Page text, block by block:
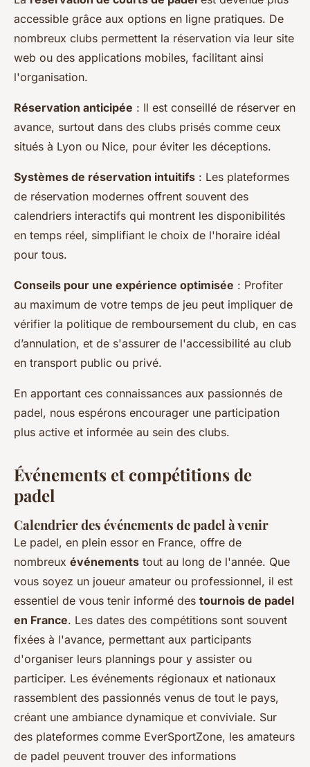
accessible grâce aux options en ligne pratiques. De
nombreux clubs permettent la réservation via leur site
web ou des applications mobiles, facilitant ainsi
l'organisation.
Réservation anticipée : Il est conseillé de réserver en
avance, surtout dans des clubs prisés comme ceux
situés à Lyon ou Nice, pour éviter les déceptions.
Systèmes de réservation intuitifs : Les plateformes
de réservation modernes offrent souvent des
calendriers interactifs qui montrent les disponibilités
en temps réel, simplifiant le choix de l'horaire idéal
pour tous.
Conseils pour une expérience optimisée : Profiter
au maximum de votre temps de jeu peut impliquer de
vérifier la politique de remboursement du club, en cas
d’annulation, et de s'assurer de l'accessibilité au club
en transport public ou privé.
En apportant ces connaissances aux passionnés de
padel, nous espérons encourager une participation
plus active et informée au sein des clubs.
Événements et compétitions de
padel
Calendrier des événements de padel à venir
Le padel, en plein essor en France, offre de
nombreux événements tout au long de l'année. Que
vous soyez un joueur amateur ou professionnel, il est
essentiel de vous tenir informé des tournois de padel
en France. Les dates des compétitions sont souvent
fixées à l'avance, permettant aux participants
d'organiser leurs plannings pour y assister ou
participer. Les événements régionaux et nationaux
rassemblent des passionnés venus de tout le pays,
créant une ambiance dynamique et conviviale. Sur
des plateformes comme EverSportZone, les amateurs
de padel peuvent trouver des informations